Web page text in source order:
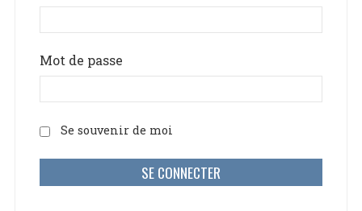
Mot de passe
Se souvenir de moi